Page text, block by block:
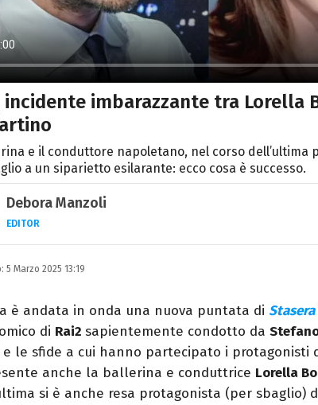
incidente imbarazzante tra Lorella
e il conduttore napoletano, nel corso dell’ultima
a un siparietto esilarante: ecco cosa è successo.
Debora Manzoli
EDITOR
LINKEDIN
INSTAGRAM FACEBOOK SITO
Scrittrice, copywriter, editor e pubblicista
Lettere, Cinema e Tv. Ha due libri all’attivo e
follia.
5 Marzo 2025 13:19
è andata in onda una nuova puntata di
di Rai2 sapientemente condotto da
e le sfide a cui hanno partecipato i protagonisti
anche la ballerina e conduttrice Lorella
si è anche resa protagonista (per sbaglio)